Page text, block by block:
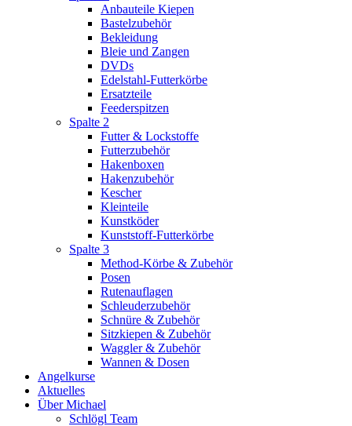
Anbauteile Kiepen
Bastelzubehör
Bekleidung
Bleie und Zangen
DVDs
Edelstahl-Futterkörbe
Ersatzteile
Feederspitzen
Spalte 2
Futter & Lockstoffe
Futterzubehör
Hakenboxen
Hakenzubehör
Kescher
Kleinteile
Kunstköder
Kunststoff-Futterkörbe
Spalte 3
Method-Körbe & Zubehör
Posen
Rutenauflagen
Schleuderzubehör
Schnüre & Zubehör
Sitzkiepen & Zubehör
Waggler & Zubehör
Wannen & Dosen
Angelkurse
Aktuelles
Über Michael
Schlögl Team